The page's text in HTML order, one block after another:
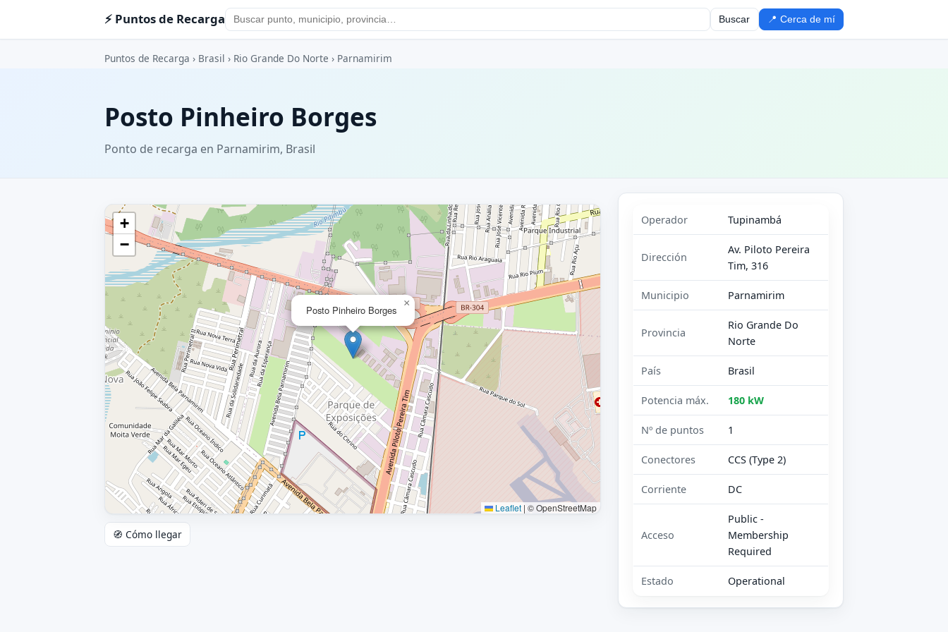
⚡ Puntos de Recarga Buscar 📍 Cerca de mí
Puntos de Recarga › Brasil › Rio Grande Do Norte › Parnamirim
Posto Pinheiro Borges
Ponto de recarga en Parnamirim, Brasil
Posto Pinheiro Borges
×
+
−
Leaflet | © OpenStreetMap
🧭 Cómo llegar
Operador Tupinambá
Dirección
Av. Piloto Pereira
Tim, 316
Municipio Parnamirim
Provincia
Rio Grande Do
Norte
País Brasil
Potencia máx. 180 kW
Nº de puntos 1
Conectores CCS (Type 2)
Corriente DC
Acceso
Public -
Membership
Required
Estado Operational